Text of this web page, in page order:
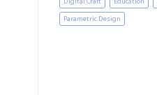
Parametric Design